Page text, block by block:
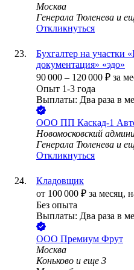
Москва
Генерала Тюленева и
Откликнуться
Бухгалтер на участки
документация» «эдо»
90 000 – 120 000 ₽ за
Опыт 1-3 года
Выплаты: Два раза в
ООО ПП Каскад-1
Новомосковский
Генерала Тюленева и
Откликнуться
Кладовщик
от 100 000 ₽ за месяц,
Без опыта
Выплаты: Два раза в
ООО Премиум Фрут
Москва
Коньково и еще 3